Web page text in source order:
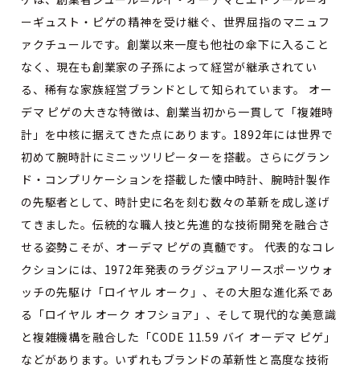
ーギュスト・ピゲの精神を受け継ぐ、世界屈指のマニュフ
ァクチュールです。創業以来一度も他社の傘下に入ること
なく、現在も創業家の子孫によって経営が継承されてい
る、稀有な家族経営ブランドとして知られています。 オー
デマ ピゲの大きな特徴は、創業当初から一貫して「複雑時
計」を中核に据えてきた点にあります。1892年には世界で
初めて腕時計にミニッツリピーターを搭載。さらにグラン
ド・コンプリケーションを搭載した懐中時計、腕時計製作
の先駆者として、時計史に名を刻む数々の革新を成し遂げ
てきました。伝統的な職人技と先進的な技術開発を融合さ
せる姿勢こそが、オーデマ ピゲの真髄です。 代表的なコレ
クションには、1972年発表のラグジュアリースポーツウォ
ッチの先駆け「ロイヤル オーク」、その大胆な進化系であ
る「ロイヤル オーク オフショア」、そして現代的な美意識
と複雑機構を融合した「CODE 11.59 バイ オーデマ ピゲ」
などがあります。いずれもブランドの革新性と高度な技術